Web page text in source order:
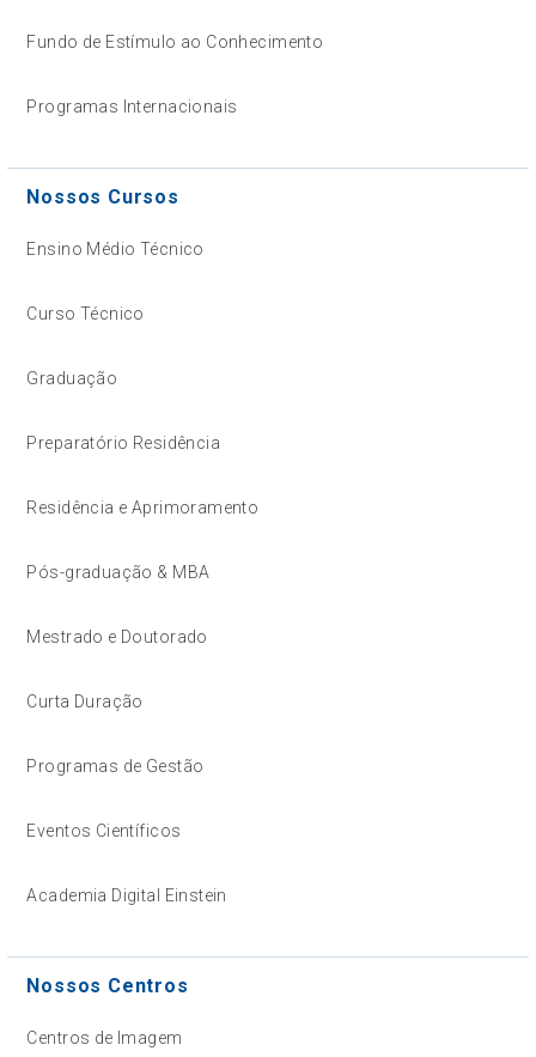
Fundo de Estímulo ao Conhecimento
Programas Internacionais
Nossos Cursos
Ensino Médio Técnico
Curso Técnico
Graduação
Preparatório Residência
Residência e Aprimoramento
Pós-graduação & MBA
Mestrado e Doutorado
Curta Duração
Programas de Gestão
Eventos Científicos
Academia Digital Einstein
Nossos Centros
Centros de Imagem